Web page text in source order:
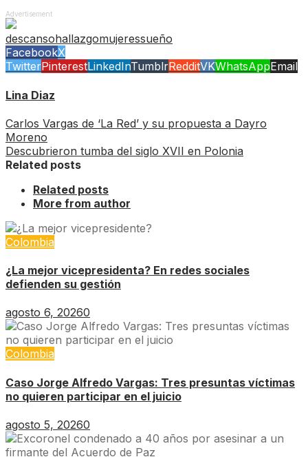
Advertisement
descansohallazgomujeressueño
FacebookX
TwitterPinterestLinkedInTumblrRedditVKWhatsAppEmail
Lina Diaz
Carlos Vargas de ‘La Red’ y su propuesta a Dayro
Moreno
Descubrieron tumba del siglo XVII en Polonia
Related posts
Related posts
More from author
Colombia
¿La mejor vicepresidenta? En redes sociales
defienden su gestión
agosto 6, 20260
Colombia
Caso Jorge Alfredo Vargas: Tres presuntas víctimas
no quieren participar en el juicio
agosto 5, 20260